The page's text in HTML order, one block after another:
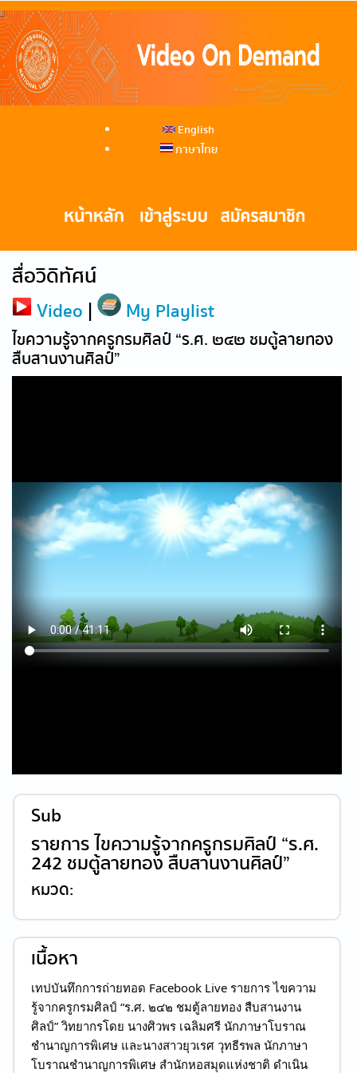
English
ภาษาไทย
สื่อวิดิทัศน์
Video | My Playlist
ไขความรู้จากครูกรมศิลป์ “ร.ศ. ๒๔๒ ชมตู้ลายทอง
สืบสานงานศิลป์”
Sub
รายการ ไขความรู้จากครูกรมศิลป์ “ร.ศ.
242 ชมตู้ลายทอง สืบสานงานศิลป์”
หมวด:
เนื้อหา
เทปบันทึกการถ่ายทอด Facebook Live รายการ ไขความ
รู้จากครูกรมศิลป์ “ร.ศ. ๒๔๒ ชมตู้ลายทอง สืบสานงาน
ศิลป์” วิทยากรโดย นางศิวพร เฉลิมศรี นักภาษาโบราณ
ชำนาญการพิเศษ และนางสาวยุวเรศ วุทธีรพล นักภาษา
โบราณชำนาญการพิเศษ สำนักหอสมุดแห่งชาติ ดำเนิน